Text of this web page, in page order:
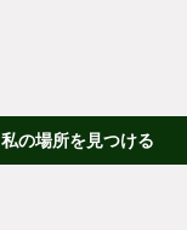
私の場所を見つける